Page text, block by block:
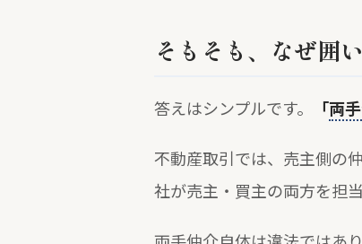
そもそも、なぜ囲
答えはシンプルです。 「両
不動産取引では、売主側の
社が売主・買主の両方を担